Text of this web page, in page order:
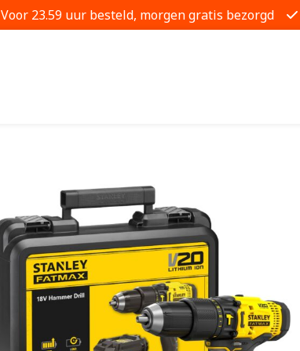
Voor 23.59 uur besteld, morgen gratis bezorgd